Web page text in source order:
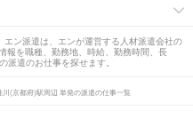
ン派遣は、エンが運営する人材派遣会社の
報を職種、勤務地、時給、勤務時間、長
遣のお仕事を探せます。
川(京都府)駅周辺 単発の派遣の仕事一覧